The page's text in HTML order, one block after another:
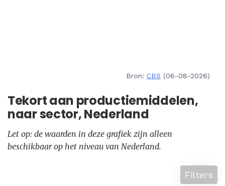
Bron: CBS (06-08-2026)
Tekort aan productiemiddelen,
naar sector, Nederland
Let op: de waarden in deze grafiek zijn alleen
beschikbaar op het niveau van Nederland.
Filters